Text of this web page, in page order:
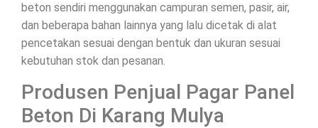
beton sendiri menggunakan campuran semen, pasir, air,
dan beberapa bahan lainnya yang lalu dicetak di alat
pencetakan sesuai dengan bentuk dan ukuran sesuai
kebutuhan stok dan pesanan.
Produsen Penjual Pagar Panel
Beton Di Karang Mulya